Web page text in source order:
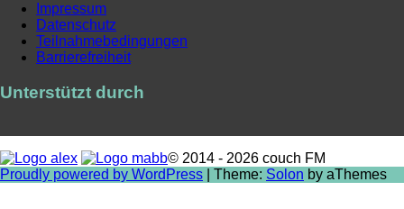
Impressum
Datenschutz
Teilnahmebedingungen
Barrierefreiheit
Unterstützt durch
© 2014 - 2026 couch FM
Proudly powered by WordPress
Theme: Solon by aThemes